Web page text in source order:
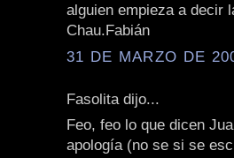
alguien empieza a decir
Chau.Fabián
31 DE MARZO DE
Fasolita dijo...
Feo, feo lo que dicen
apología (no se si se